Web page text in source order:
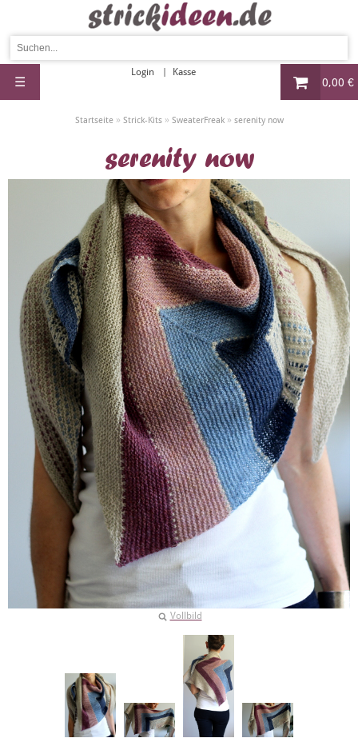
0,00 €
Login Kasse
☰
Startseite» Strick-Kits» SweaterFreak» serenity now
serenity now
Vollbild